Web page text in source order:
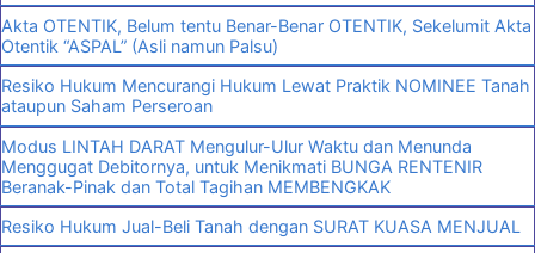
Akta OTENTIK, Belum tentu Benar-Benar OTENTIK, Sekelumit Akta
Otentik “ASPAL” (Asli namun Palsu)
Resiko Hukum Mencurangi Hukum Lewat Praktik NOMINEE Tanah
ataupun Saham Perseroan
Modus LINTAH DARAT Mengulur-Ulur Waktu dan Menunda
Menggugat Debitornya, untuk Menikmati BUNGA RENTENIR
Beranak-Pinak dan Total Tagihan MEMBENGKAK
Resiko Hukum Jual-Beli Tanah dengan SURAT KUASA MENJUAL